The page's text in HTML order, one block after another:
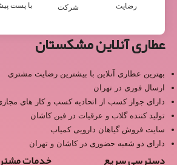
رضایت
شرکت
با پست
عطاری آنلاین مشکستان
بهترین عطاری آنلاین با بیشترین رضایت مشتری
ارسال فوری در تهران
دارای جواز کسب از اتحادیه کسب و کار های
تولید کننده گلاب و عرقیات در فین کاشان
سایت فروش گیاهان دارویی کمیاب
دارای دو شعبه حضوری در کاشان و تهران
دسترسی سریع خدمات